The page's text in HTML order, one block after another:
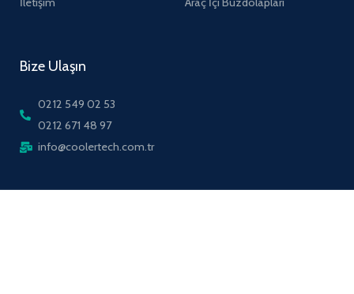
Bize Ulaşın
0212 549 02 53
0212 671 48 97
info@coolertech.com.tr